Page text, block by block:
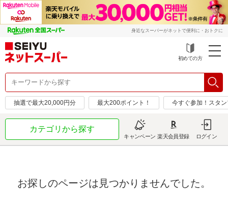
身近なスーパーがネットで便利に・おトクに
初めての方
抽選で最大20,000円分 最大200ポイント！ 今すぐ参加！スタ
カテゴリから探す
キャンペーン 楽天会員登録 ログイン
お探しのページは見つかりませんでした。